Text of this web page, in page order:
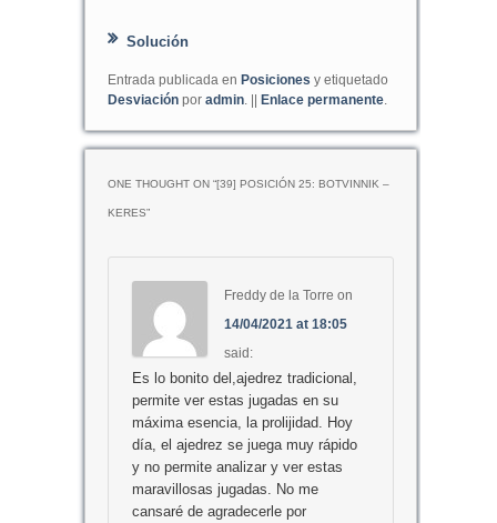
Solución
Entrada publicada en Posiciones y etiquetado
Desviaciónpor admin. || Enlace permanente.
ONE THOUGHT ON “[39] POSICIÓN 25: BOTVINNIK –
KERES”
Freddy de la Torre on
14/04/2021 at 18:05
said:
Es lo bonito del,ajedrez tradicional,
permite ver estas jugadas en su
máxima esencia, la prolijidad. Hoy
día, el ajedrez se juega muy rápido
y no permite analizar y ver estas
maravillosas jugadas. No me
cansaré de agradecerle por